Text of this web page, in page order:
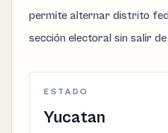
permite alternar distrito
sección electoral sin salir de
ESTADO
Yucatan